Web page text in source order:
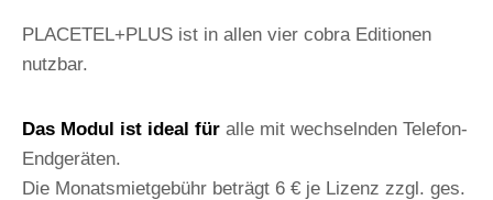
PLACETEL+PLUS ist in allen vier cobra Editionen
nutzbar.
Das Modul ist ideal für alle mit wechselnden Telefon-
Endgeräten.
Die Monatsmietgebühr beträgt 6 € je Lizenz zzgl. ges.